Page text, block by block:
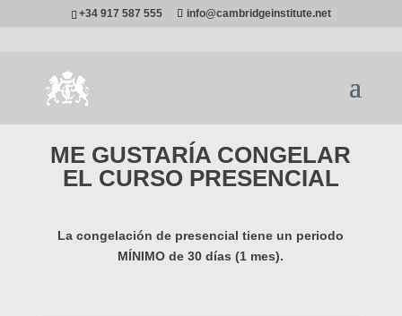
+34 917 587 555 info@cambridgeinstitute.net
ME GUSTARÍA CONGELAR
EL CURSO PRESENCIAL
La congelación de presencial tiene un periodo
MÍNIMO de 30 días (1 mes).